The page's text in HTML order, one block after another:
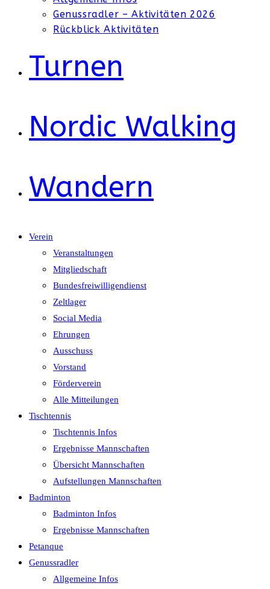
Genussradler – Aktivitäten 2026
Rückblick Aktivitäten
Turnen
Nordic Walking
Wandern
Verein
Veranstaltungen
Mitgliedschaft
Bundesfreiwilligendienst
Zeltlager
Social Media
Ehrungen
Ausschuss
Vorstand
Förderverein
Alle Mitteilungen
Tischtennis
Tischtennis Infos
Ergebnisse Mannschaften
Übersicht Mannschaften
Aufstellungen Mannschaften
Badminton
Badminton Infos
Ergebnisse Mannschaften
Petanque
Genussradler
Allgemeine Infos